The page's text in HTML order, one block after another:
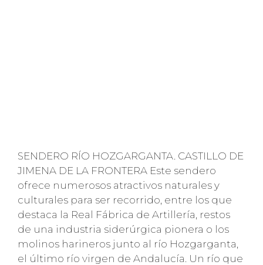
SENDERO RÍO HOZGARGANTA. CASTILLO DE
JIMENA DE LA FRONTERA Este sendero
ofrece numerosos atractivos naturales y
culturales para ser recorrido, entre los que
destaca la Real Fábrica de Artillería, restos
de una industria siderúrgica pionera o los
molinos harineros junto al río Hozgarganta,
el último río virgen de Andalucía. Un río que